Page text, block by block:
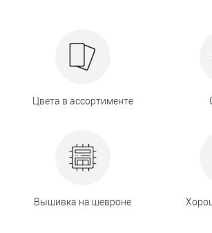
Цвета в ассортименте
Вышивка на шевроне